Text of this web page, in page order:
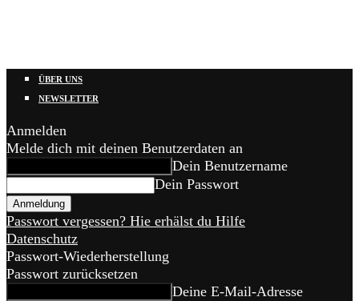
ÜBER UNS
NEWSLETTER
Anmelden
Melde dich mit deinen Benutzerdaten an
Dein Benutzername
Dein Passwort
Passwort vergessen? Hie erhälst du Hilfe
Datenschutz
Passwort-Wiederherstellung
Passwort zurücksetzen
Deine E-Mail-Adresse